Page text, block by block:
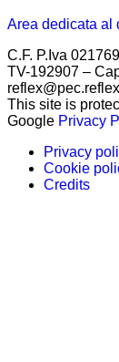
Area dedicata al
C.F. P.Iva
TV-192907 –
This site is
Google Privacy
Privacy
Cookie
Credits